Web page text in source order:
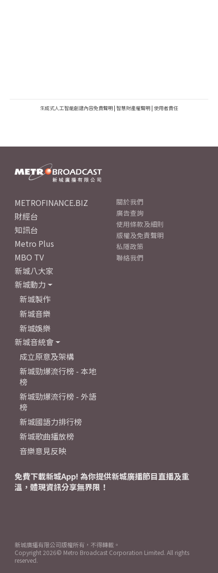
生成式人工智能創建內容免責聲明 | 智慧財產權聲明 | 使用者責任
METROFINANCE.BIZ
財經台
知訊台
Metro Plus
MBO TV
新城八大家
新城動力
新城製作
新城音樂
新城娛樂
新城音統會
成立原意及架構
新城勁爆流行榜 - 本地
榜
新城勁爆流行榜 - 外語
榜
新城國語力排行榜
新城歌曲播放榜
音樂意見反映
關於我們
廣告查詢
使用條款及細則
版權及免責聲明
私隱政策
聯絡我們
免費下載新城App! 為你提供新城廣播節目直播及重
溫，體現資訊分享無界限！
新城廣播有限公司版權所有，不得轉載。
Copyright 2026© Metro Broadcast Corporation Limited. All rights
reserved.